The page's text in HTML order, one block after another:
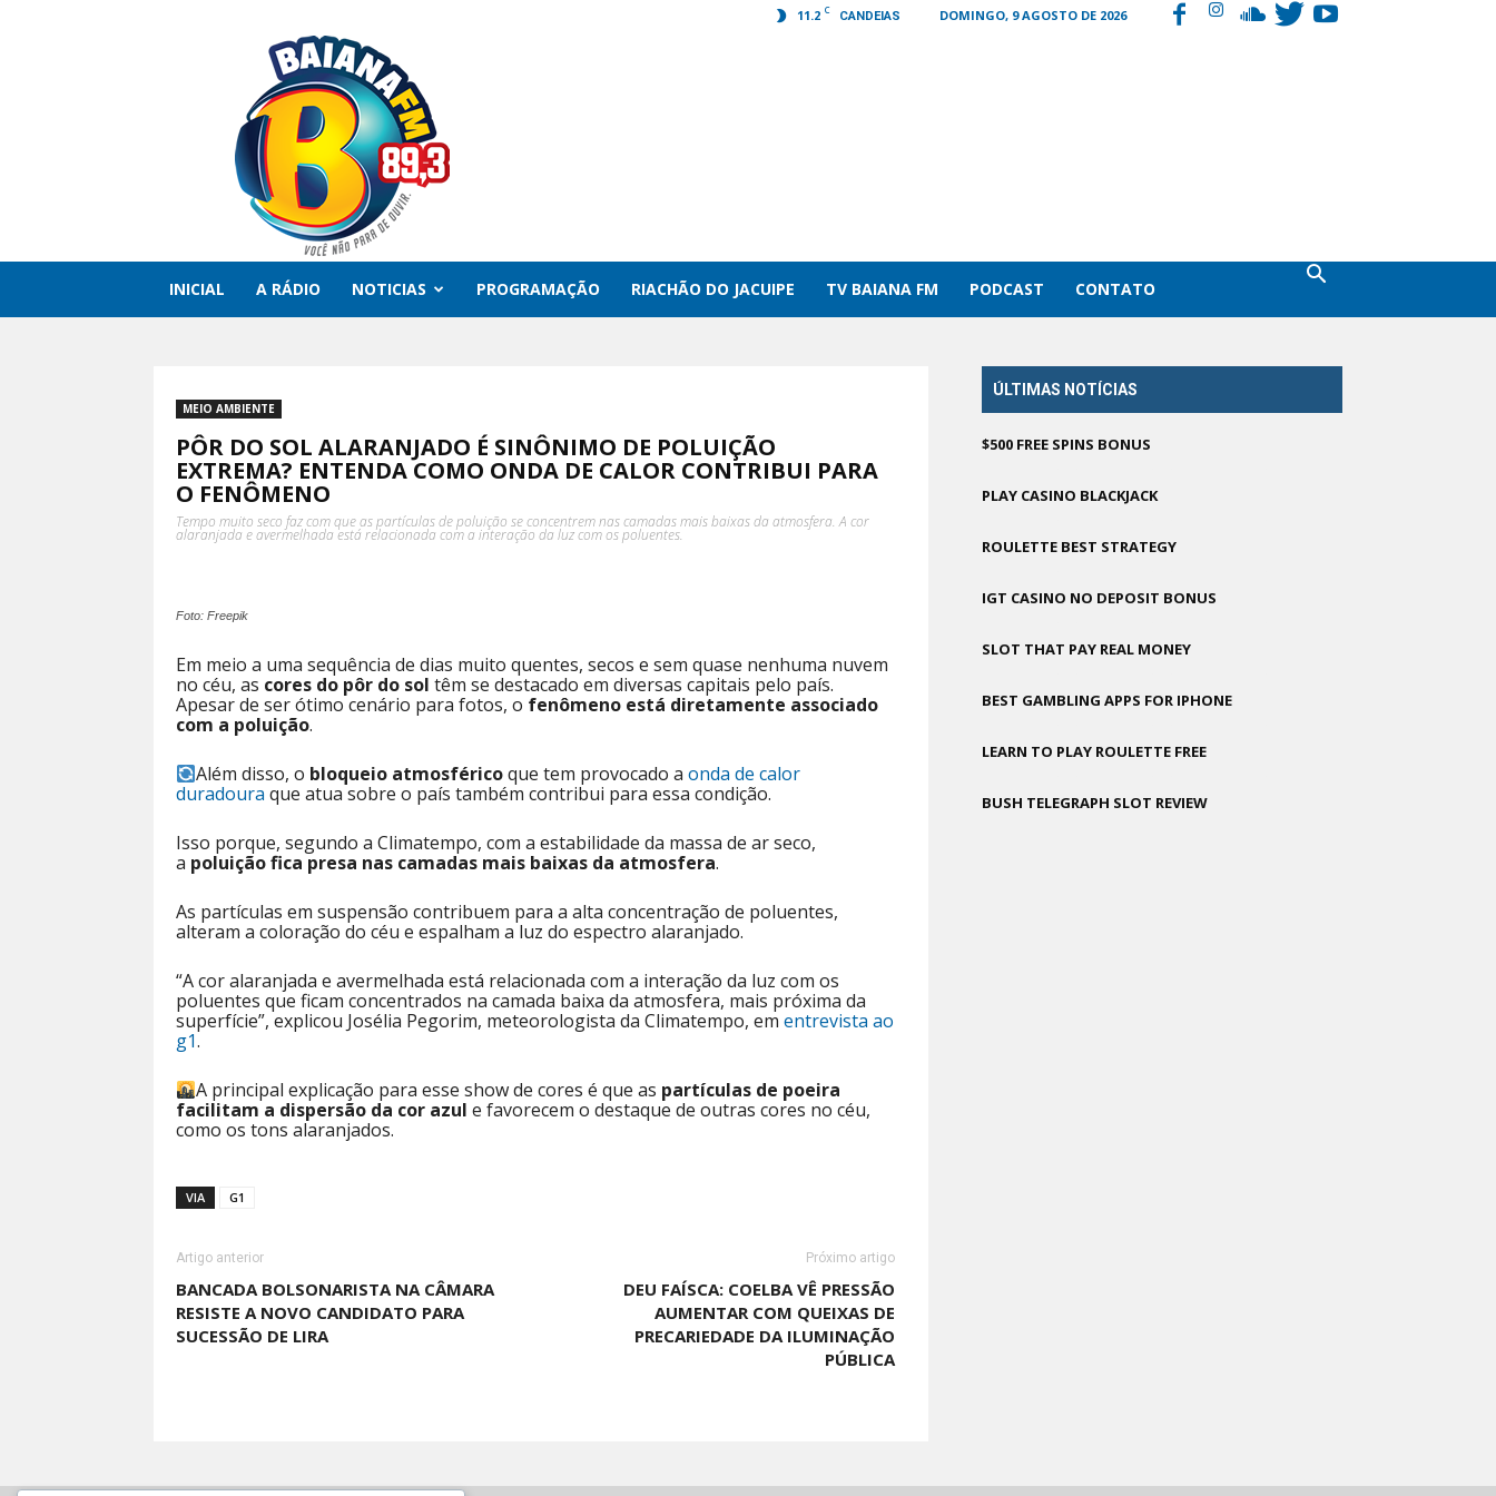
11.2 C CANDEIAS DOMINGO, 9 AGOSTO DE 2026
Baiana
INICIAL A RÁDIO NOTICIAS PROGRAMAÇÃO RIACHÃO DO JACUIPE TV BAIANA FM PODCAST CONTATO
MEIO AMBIENTE
PÔR DO SOL ALARANJADO É SINÔNIMO DE POLUIÇÃO
EXTREMA? ENTENDA COMO ONDA DE CALOR CONTRIBUI PARA
O FENÔMENO
Tempo muito seco faz com que as partículas de poluição se concentrem nas camadas mais baixas da atmosfera. A cor
alaranjada e avermelhada está relacionada com a interação da luz com os poluentes.
Foto: Freepik
Em meio a uma sequência de dias muito quentes, secos e sem quase nenhuma nuvem
no céu, as cores do pôr do sol têm se destacado em diversas capitais pelo país.
Apesar de ser ótimo cenário para fotos, o fenômeno está diretamente associado
com a poluição.
Além disso, o bloqueio atmosféricoque tem provocado aonda de calor
duradoura que atua sobre o país também contribui para essa condição.
Isso porque, segundo a Climatempo, com a estabilidade da massa de ar seco,
a poluição fica presa nas camadas mais baixas da atmosfera.
As partículas em suspensão contribuem para a alta concentração de poluentes,
alteram a coloração do céu e espalham a luz do espectro alaranjado.
“A cor alaranjada e avermelhada está relacionada com a interação da luz com os
poluentes que ficam concentrados na camada baixa da atmosfera, mais próxima da
superfície”, explicou Josélia Pegorim, meteorologista da Climatempo, em entrevista ao
g1.
A principal explicação para esse show de cores é que as partículas de poeira
facilitam a dispersão da cor azul e favorecem o destaque de outras cores no céu,
como os tons alaranjados.
VIA G1
Artigo anterior
BANCADA BOLSONARISTA NA CÂMARA
RESISTE A NOVO CANDIDATO PARA
SUCESSÃO DE LIRA
Próximo artigo
DEU FAÍSCA: COELBA VÊ PRESSÃO
AUMENTAR COM QUEIXAS DE
PRECARIEDADE DA ILUMINAÇÃO
PÚBLICA
ÚLTIMAS NOTÍCIAS
$500 FREE SPINS BONUS
PLAY CASINO BLACKJACK
ROULETTE BEST STRATEGY
IGT CASINO NO DEPOSIT BONUS
SLOT THAT PAY REAL MONEY
BEST GAMBLING APPS FOR IPHONE
LEARN TO PLAY ROULETTE FREE
BUSH TELEGRAPH SLOT REVIEW